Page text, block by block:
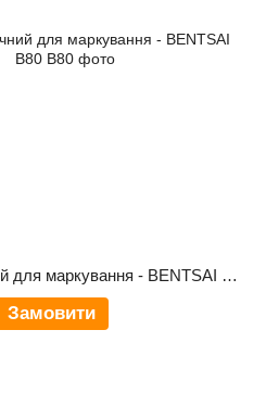
Принтер ручний для маркування - BENTSAI B80
Замовити